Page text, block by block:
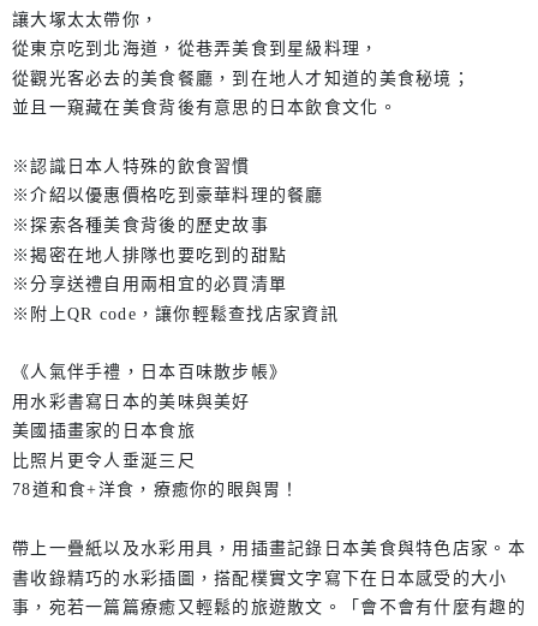
讓大塚太太帶你，
從東京吃到北海道，從巷弄美食到星級料理，
從觀光客必去的美食餐廳，到在地人才知道的美食秘境；
並且一窺藏在美食背後有意思的日本飲食文化。
※認識日本人特殊的飲食習慣
※介紹以優惠價格吃到豪華料理的餐廳
※探索各種美食背後的歷史故事
※揭密在地人排隊也要吃到的甜點
※分享送禮自用兩相宜的必買清單
※附上QR code，讓你輕鬆查找店家資訊
《人氣伴手禮，日本百味散步帳》
用水彩書寫日本的美味與美好
美國插畫家的日本食旅
比照片更令人垂涎三尺
78道和食+洋食，療癒你的眼與胃！
帶上一疊紙以及水彩用具，用插畫記錄日本美食與特色店家。本
書收錄精巧的水彩插圖，搭配樸實文字寫下在日本感受的大小
事，宛若一篇篇療癒又輕鬆的旅遊散文。「會不會有什麼有趣的